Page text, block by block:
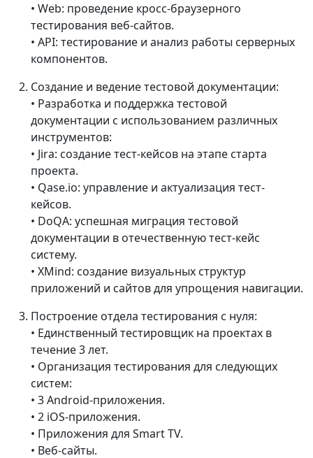
• Web: проведение кросс-браузерного
тестирования веб-сайтов.
• API: тестирование и анализ работы серверных
компонентов.
Создание и ведение тестовой документации:
• Разработка и поддержка тестовой
документации с использованием различных
инструментов:
• Jira: создание тест-кейсов на этапе старта
проекта.
• Qase.io: управление и актуализация тест-
кейсов.
• DoQA: успешная миграция тестовой
документации в отечественную тест-кейс
систему.
• XMind: создание визуальных структур
приложений и сайтов для упрощения навигации.
Построение отдела тестирования с нуля:
• Единственный тестировщик на проектах в
течение 3 лет.
• Организация тестирования для следующих
систем:
• 3 Android-приложения.
• 2 iOS-приложения.
• Приложения для Smart TV.
• Веб-сайты.